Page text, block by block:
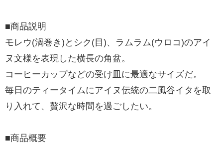
■商品説明
モレウ(渦巻き)とシク(目)、ラムラム(ウロコ)のアイ
ヌ文様を表現した横長の角盆。
コーヒーカップなどの受け皿に最適なサイズだ。
毎日のティータイムにアイヌ伝統の二風谷イタを取
り入れて、贅沢な時間を過ごしたい。
■商品概要